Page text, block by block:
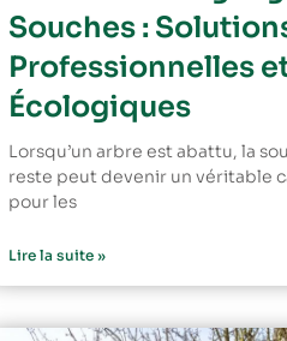
Souches :
Professionnelles
Écologiques
Lorsqu’un arbre est abattu, la
reste peut devenir un véritable
pour les
Lire la suite »